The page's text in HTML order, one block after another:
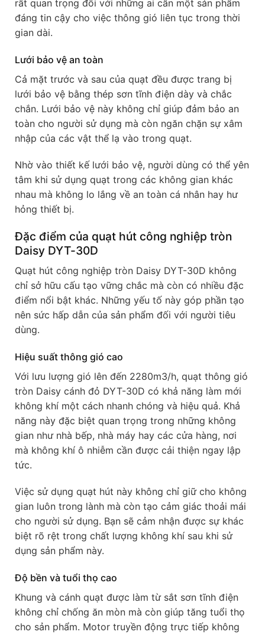
rất quan trọng đối với những ai cần một sản phẩm
đáng tin cậy cho việc thông gió liên tục trong thời
gian dài.
Lưới bảo vệ an toàn
Cả mặt trước và sau của quạt đều được trang bị
lưới bảo vệ bằng thép sơn tĩnh điện dày và chắc
chắn. Lưới bảo vệ này không chỉ giúp đảm bảo an
toàn cho người sử dụng mà còn ngăn chặn sự xâm
nhập của các vật thể lạ vào trong quạt.
Nhờ vào thiết kế lưới bảo vệ, người dùng có thể yên
tâm khi sử dụng quạt trong các không gian khác
nhau mà không lo lắng về an toàn cá nhân hay hư
hỏng thiết bị.
Đặc điểm của quạt hút công nghiệp tròn
Daisy DYT-30D
Quạt hút công nghiệp tròn Daisy DYT-30D không
chỉ sở hữu cấu tạo vững chắc mà còn có nhiều đặc
điểm nổi bật khác. Những yếu tố này góp phần tạo
nên sức hấp dẫn của sản phẩm đối với người tiêu
dùng.
Hiệu suất thông gió cao
Với lưu lượng gió lên đến 2280m3/h, quạt thông gió
tròn Daisy cánh đỏ DYT-30D có khả năng làm mới
không khí một cách nhanh chóng và hiệu quả. Khả
năng này đặc biệt quan trọng trong những không
gian như nhà bếp, nhà máy hay các cửa hàng, nơi
mà không khí ô nhiễm cần được cải thiện ngay lập
tức.
Việc sử dụng quạt hút này không chỉ giữ cho không
gian luôn trong lành mà còn tạo cảm giác thoải mái
cho người sử dụng. Bạn sẽ cảm nhận được sự khác
biệt rõ rệt trong chất lượng không khí sau khi sử
dụng sản phẩm này.
Độ bền và tuổi thọ cao
Khung và cánh quạt được làm từ sắt sơn tĩnh điện
không chỉ chống ăn mòn mà còn giúp tăng tuổi thọ
cho sản phẩm. Motor truyền động trực tiếp không